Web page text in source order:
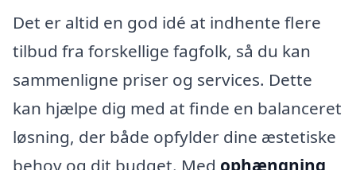
Det er altid en god idé at indhente flere
tilbud fra forskellige fagfolk, så du kan
sammenligne priser og services. Dette
kan hjælpe dig med at finde en balanceret
løsning, der både opfylder dine æstetiske
behov og dit budget. Med ophængning